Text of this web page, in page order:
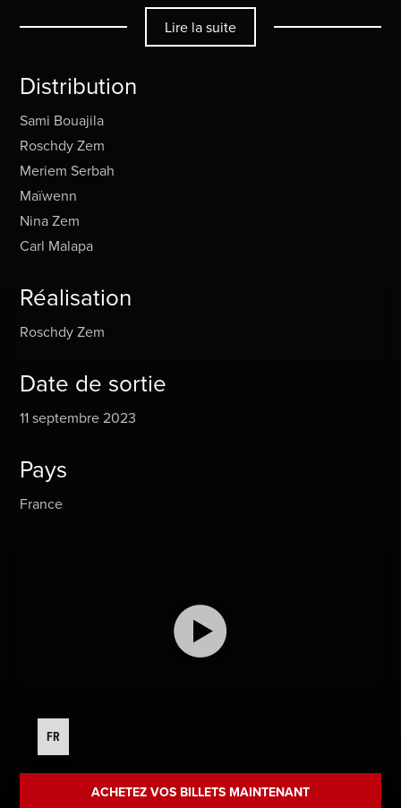
crânien. Méconnaissable, il parle désormais sans filtre et
balance à ses proches leurs quatre vérités. Il finit ainsi par
Lire la suite
Distribution
Sami Bouajila
Roschdy Zem
Meriem Serbah
Maïwenn
Nina Zem
Carl Malapa
Réalisation
Roschdy Zem
Date de sortie
11 septembre 2023
Pays
France
FR
ACHETEZ VOS BILLETS MAINTENANT